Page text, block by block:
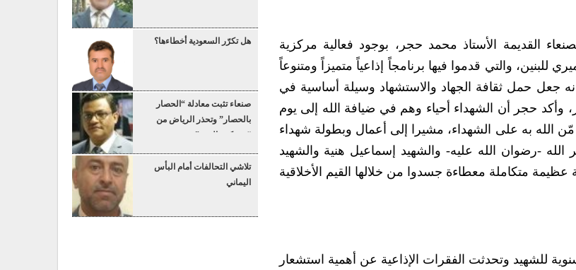
القديمة الأستاذ محمد حجر، بوجود فعالية مركزية
للبنين، والتي قدموا فيها برنامجاً إذاعياً متميزاً ومتنوعاً
جعل حمل ثقافة الجهاد والاستشهاد وسيلة أساسية في
وأكد حجر أن الشهداء أحياء وهم في ضيافة الله إلى يوم
مّن الله به على الشهداء، مشيرا إلى أعمال وبطولة شهداء
-رضوان الله عليه- والشهيد إسماعيل هنية والشهيد
متكاملة معطاءة جسدوا من خلالها القيم الأخلاقية
للشهيد وتحدثت الفقرات الإذاعية عن أهمية استشعار
هل تكرّر السعودية أخطاءها؟
صنعاء تثبت معادلة “الحصار
بالحصار” وتحذر الرياض من
“عسكرة البحر”
تلاشي التحالفات أمام البأس
اليماني